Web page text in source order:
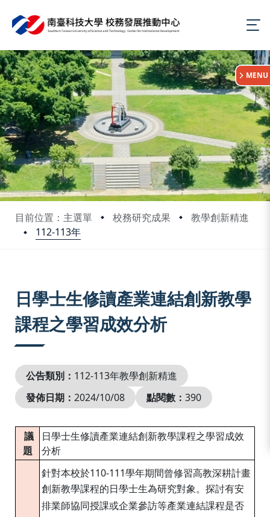
目前位置：主選單 校務研究成果
教學創新精進
112-113年
:::
MENU
日學士生修讀產業連結創新教學
課程之學習成效分析
公告類別： 112-113年教學創新精進
發佈日期： 2024/10/08 點閱數： 390
議
題
日學士生修讀產業連結創新教學課程之學習成效
分析
針對本校於110-111學年期間曾修習高教深耕計畫
創新教學課程的日學士生為研究對象。
探討有安
排業師協同授課或企業參訪等產業連結課程是否